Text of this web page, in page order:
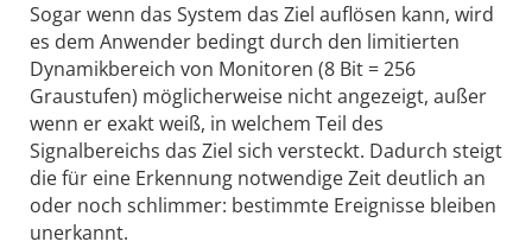
Sogar wenn das System das Ziel auflösen kann, wird
es dem Anwender bedingt durch den limitierten
Dynamikbereich von Monitoren (8 Bit = 256
Graustufen) möglicherweise nicht angezeigt, außer
wenn er exakt weiß, in welchem Teil des
Signalbereichs das Ziel sich versteckt. Dadurch steigt
die für eine Erkennung notwendige Zeit deutlich an
oder noch schlimmer: bestimmte Ereignisse bleiben
unerkannt.